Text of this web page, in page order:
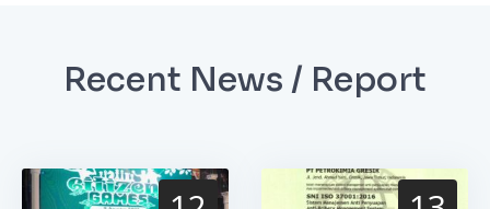
Recent News / Report